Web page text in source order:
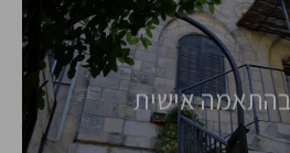
בהתאמה אישית